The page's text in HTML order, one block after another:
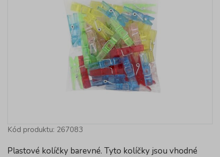
Kód produktu: 267083
Plastové kolíčky barevné. Tyto kolíčky jsou vhodné